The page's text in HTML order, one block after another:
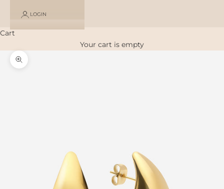
LOGIN
Cart
Your cart is empty
Zoom picture